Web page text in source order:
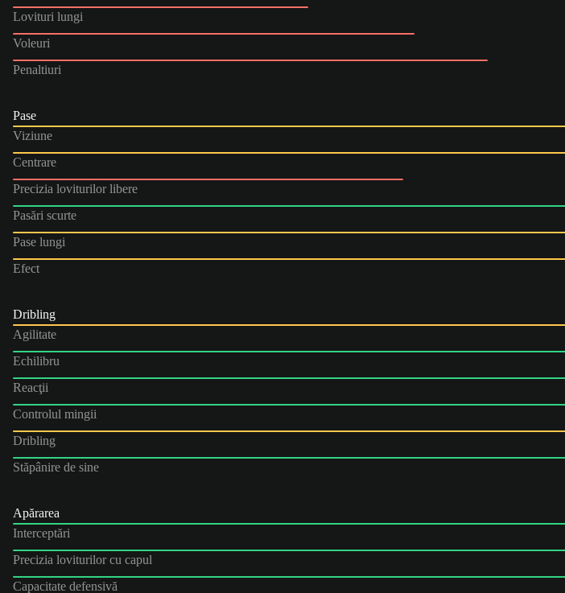
Lovituri lungi
Voleuri
Penaltiuri
Pase
Viziune
Centrare
Precizia loviturilor libere
Pasări scurte
Pase lungi
Efect
Dribling
Agilitate
Echilibru
Reacţii
Controlul mingii
Dribling
Stăpânire de sine
Apărarea
Interceptări
Precizia loviturilor cu capul
Capacitate defensivă